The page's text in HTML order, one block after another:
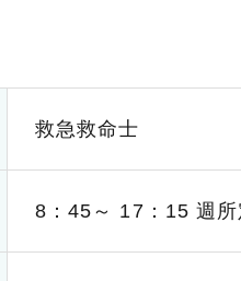
救急救命士
8：45～ 17：15 週